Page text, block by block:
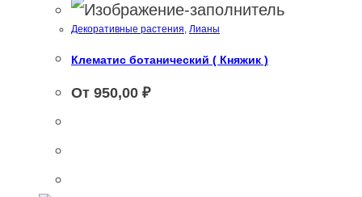
Декоративные растения, Лианы
Клематис ботанический ( Княжик )
От 950,00 ₽